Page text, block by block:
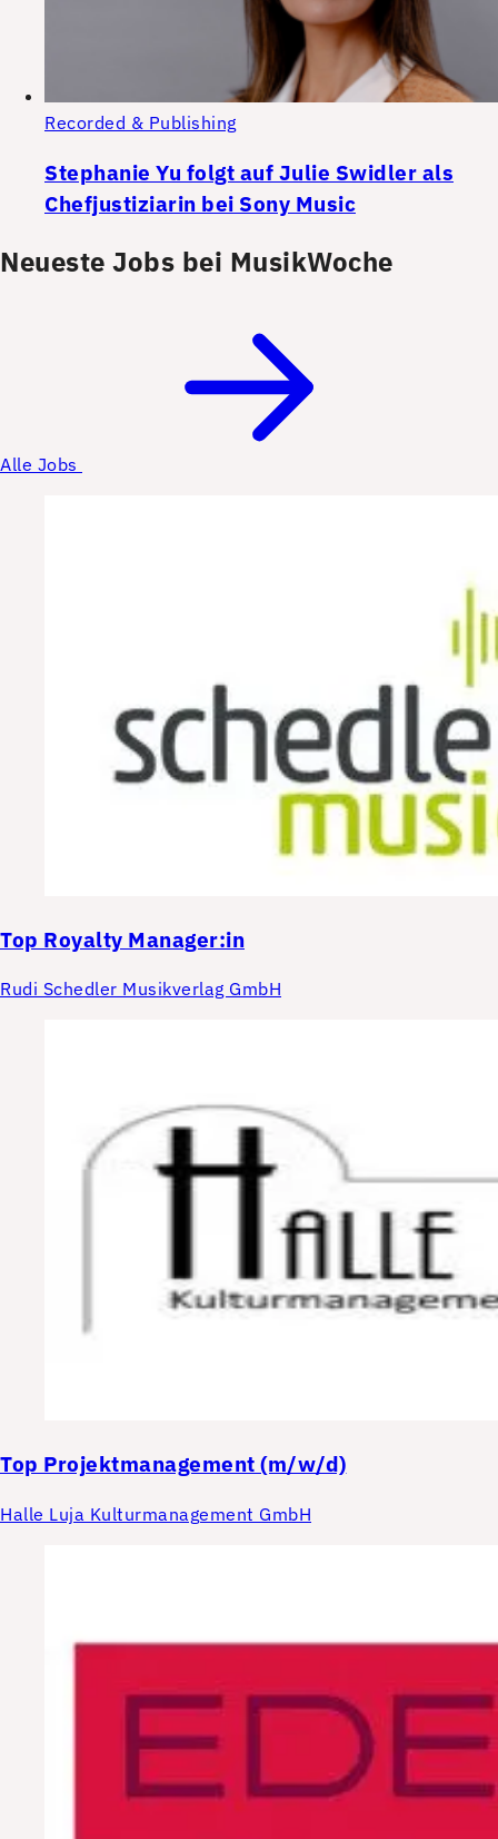
Recorded & Publishing
Stephanie Yu folgt auf Julie Swidler als
Chefjustiziarin bei Sony Music
Neueste Jobs bei MusikWoche
Alle Jobs
Top Royalty Manager:in
Rudi Schedler Musikverlag GmbH
Top Projektmanagement (m/w/d)
Halle Luja Kulturmanagement GmbH